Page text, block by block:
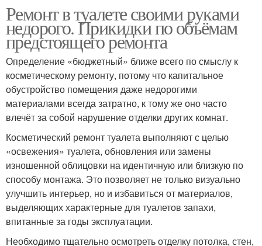
Ремонт в туалете своими руками
недорого. Прикидки по объёмам
предстоящего ремонта
Определение «бюджетный» ближе всего по смыслу к
косметическому ремонту, потому что капитальное
обустройство помещения даже недорогими
материалами всегда затратно, к тому же оно часто
влечёт за собой нарушение отделки других комнат.
Косметический ремонт туалета выполняют с целью
«освежения» туалета, обновления или замены
изношенной облицовки на идентичную или близкую по
способу монтажа. Это позволяет не только визуально
улучшить интерьер, но и избавиться от материалов,
выделяющих характерные для туалетов запахи,
впитанные за годы эксплуатации.
Необходимо тщательно осмотреть отделку потолка, стен,